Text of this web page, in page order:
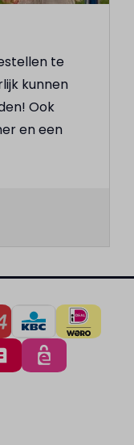
te
kunnen
Ook
en een